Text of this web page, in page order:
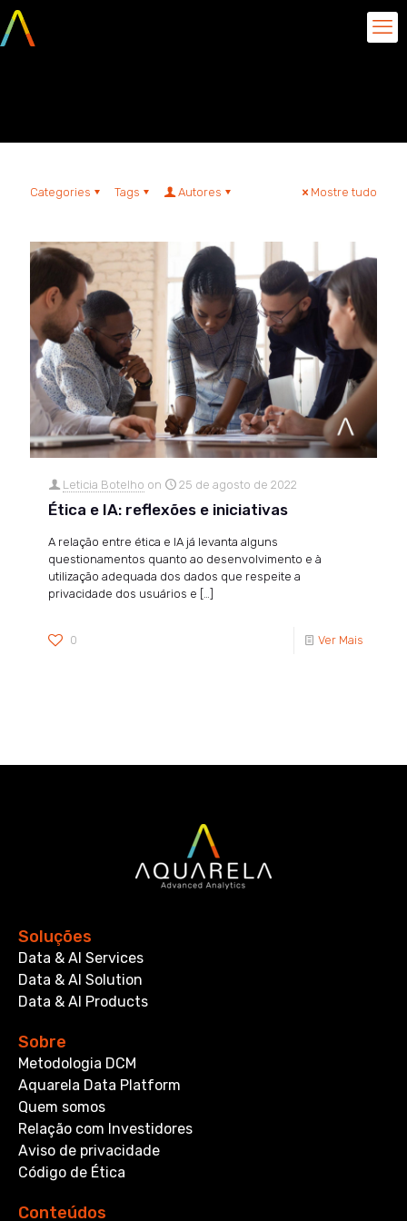
Categories Tags Autores Mostre tudo
Leticia Botelho on 25 de agosto de 2022
Ética e IA: reflexões e iniciativas
A relação entre ética e IA já levanta alguns
questionamentos quanto ao desenvolvimento e à
utilização adequada dos dados que respeite a
privacidade dos usuários e […]
0 Ver Mais
Soluções
Data & AI Services
Data & AI Solution
Data & AI Products
Sobre
Metodologia DCM
Aquarela Data Platform
Quem somos
Relação com Investidores
Aviso de privacidade
Código de Ética
Conteúdos